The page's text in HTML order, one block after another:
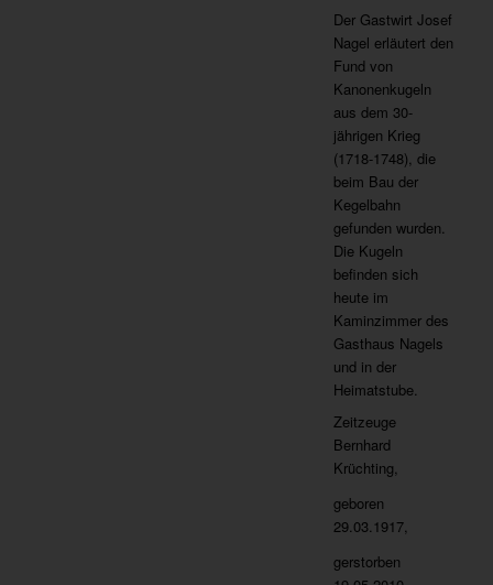
Der Gastwirt Josef
Nagel erläutert den
Fund von
Kanonenkugeln
aus dem 30-
jährigen Krieg
(1718-1748), die
beim Bau der
Kegelbahn
gefunden wurden.
Die Kugeln
befinden sich
heute im
Kaminzimmer des
Gasthaus Nagels
und in der
Heimatstube.
Zeitzeuge
Bernhard
Krüchting,
geboren
29.03.1917,
gerstorben